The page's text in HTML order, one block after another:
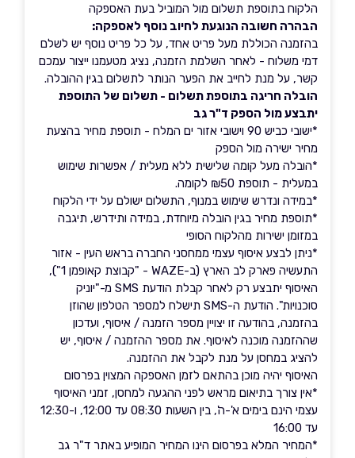
הלקוח בתוספת תשלום מול המוביל בעת האספקה
הבהרה חשובה הנוגעת לחיוב נוסף לאספקה:
בהזמנה הכוללת מעל פריט אחד, על כל פריט נוסף יש לשלם
דמי משלוח - לאחר השלמת הזמנה, נציג מטעמנו ייצור עמכם
קשר, על מנת לחייב את הפער הנותר לתשלום בגין ההובלה.
הובלה חריגה בתוספת תשלום - תשלום של התוספת
יתבצע מול הספק ד"ר גב
*ישובי כביש 90 וישובי אזור ים המלח - תוספת מחיר בהצעת
מחיר ישירה מול הספק
*הובלה מעל קומה שלישית ללא מעלית / אפשרות שימוש
במעלית - תוספת ₪50 לקומה.
*במידה ונדרש שימוש במנוף, התשלום ישולם על ידי הלקוח
*תוספת מחיר בגין הובלה מיוחדת, במידה ותידרש, תיגבה
במזומן ישירות מהלקוח הסופי
*ניתן לבצע איסוף עצמי ממחסני החברה בראש העין - אזור
התעשיה פארק לב הארץ (ב-WAZE - "קבוצת קאופמן 1"),
האיסוף יתבצע רק לאחר קבלת הודעת SMS מ-"יוניק
סוכנויות". הודעת ה-SMS תישלח למספר הטלפון שהוזן
בהזמנה, בהודעה זו יצויין מספר הזמנה / איסוף, ועדכון
שההזמנה מוכנה לאיסוף. את מספר ההזמנה / איסוף, יש
להציג במחסן על מנת לקבל את ההזמנה.
האיסוף יהיה מוכן בהתאם לזמן האספקה המצוין בפרסום
*אין צורך בתיאום מראש לפני ההגעה למחסן, זמני האיסוף
עצמי הינם בימים א'-ה', בין השעות 08:30 עד 12:00, ו-12:30
עד 16:00
*המחיר המלא בפרסום הינו המחיר המופיע באתר ד"ר גב